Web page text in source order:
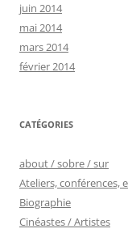
juin 2014
mai 2014
mars 2014
février 2014
CATÉGORIES
about / sobre / sur
Ateliers, conférences,
Biographie
Cinéastes / Artistes